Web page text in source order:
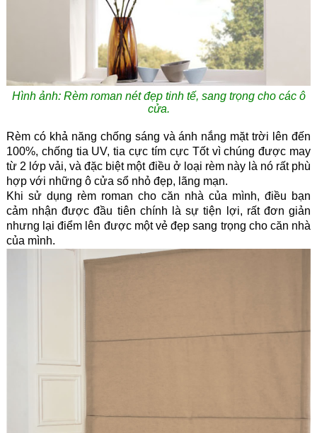
Hình ảnh: Rèm roman nét đẹp tinh tế, sang trọng cho các ô
cửa.
Rèm có khả năng chống sáng và ánh nắng mặt trời lên đến
100%, chống tia UV, tia cực tím cực Tốt vì chúng được may
từ 2 lớp vải, và đặc biệt một điều ở loại rèm này là nó rất phù
hợp với những ô cửa sổ nhỏ đẹp, lãng mạn.
Khi sử dụng rèm roman cho căn nhà của mình, điều bạn
cảm nhận được đầu tiên chính là sự tiện lợi, rất đơn giản
nhưng lại điểm lên được một vẻ đẹp sang trọng cho căn nhà
của mình.